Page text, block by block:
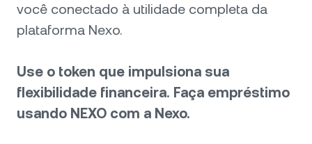
você conectado à utilidade completa da
plataforma Nexo.
Use o token que impulsiona sua
flexibilidade financeira. Faça empréstimo
usando NEXO com a Nexo.